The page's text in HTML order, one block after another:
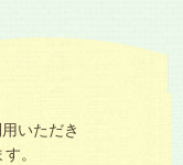
いただき
。